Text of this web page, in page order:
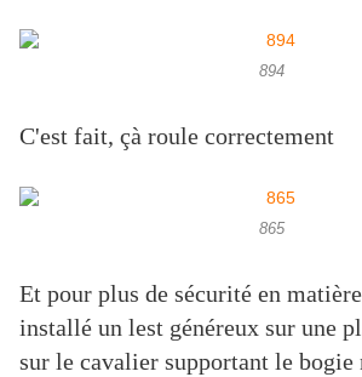
894
C'est fait, çà roule correctement
865
Et pour plus de sécurité en
installé un lest généreux sur une
sur le cavalier supportant le bogie